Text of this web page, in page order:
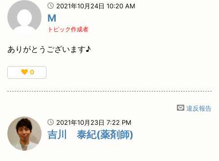
2021年10月24日 10:20 AM
M
トピック作成者
ありがとうございます♪
♥ 0
違反報告
2021年10月23日 7:22 PM
吉川 泰紀(薬剤師)